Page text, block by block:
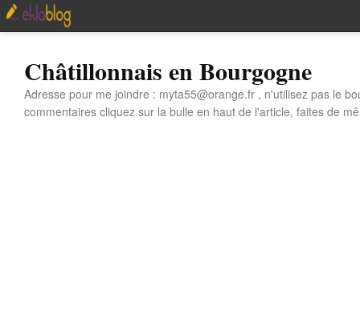
Châtillonnais en Bourgogne
Adresse pour me joindre : myta55@orange.fr , n'utilisez pas le
commentaires cliquez sur la bulle en haut de l'article, faites de